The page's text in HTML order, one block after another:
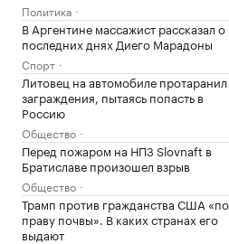
Политика
В Аргентине массажист рассказал о
последних днях Диего Марадоны
Спорт
Литовец на автомобиле протаранил
заграждения, пытаясь попасть в
Россию
Общество
Перед пожаром на НПЗ Slovnaft в
Братиславе произошел взрыв
Общество
Трамп против гражданства США «по
праву почвы». В каких странах его
выдают